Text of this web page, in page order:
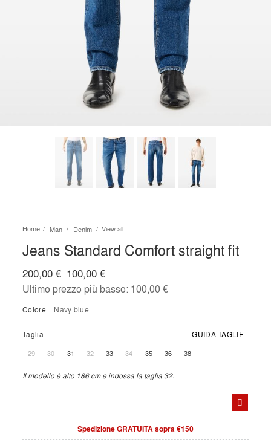
Home Man Denim View all
Jeans Standard Comfort straight fit
100,00 €
200,00 €
Ultimo prezzo più basso: 100,00 €
Colore navy blue
Taglia GUIDA TAGLIE
29 30 31 32 33 34 35 36 38
Il modello è alto 186 cm e indossa la taglia 32.
Spedizione GRATUITA sopra €150